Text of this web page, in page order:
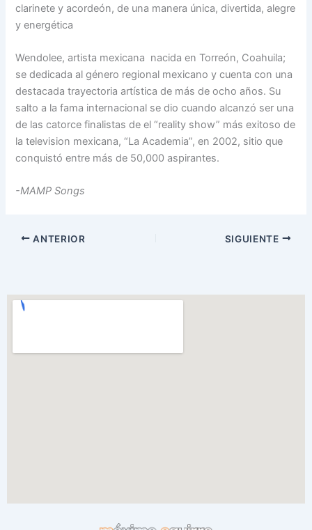
clarinete y acordeón, de una manera única, divertida, alegre
y energética
Wendolee, artista mexicana nacida en Torreón, Coahuila;
se dedicada al género regional mexicano y cuenta con una
destacada trayectoria artística de más de ocho años. Su
salto a la fama internacional se dio cuando alcanzó ser una
de las catorce finalistas de el “reality show” más exitoso de
la television mexicana, “La Academia”, en 2002, sitio que
conquistó entre más de 50,000 aspirantes.
-MAMP Songs
ANTERIOR SIGUIENTE